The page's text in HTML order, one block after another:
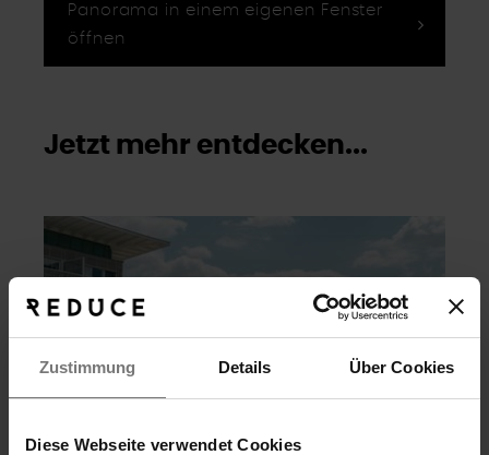
Zustimmung Details Über Cookies
Diese Webseite verwendet Cookies
Panorama in einem eigenen Fenster
öffnen
Jetzt mehr entdecken...